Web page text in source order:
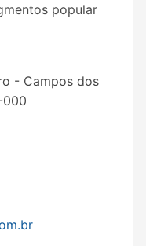
popular
- Campos dos
000